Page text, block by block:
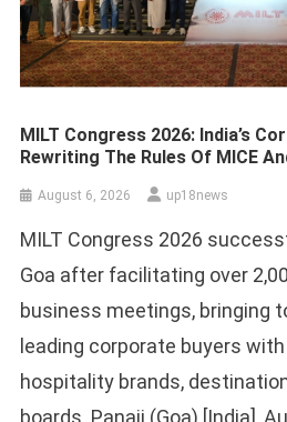
MILT Congress 2026: India’s
Rewriting The Rules Of MICE
August 6, 2026 up18news
MILT Congress 2026
Goa after facilitating over
business meetings, bringing
leading corporate buyers
hospitality brands,
boards. Panaji (Goa) [India],